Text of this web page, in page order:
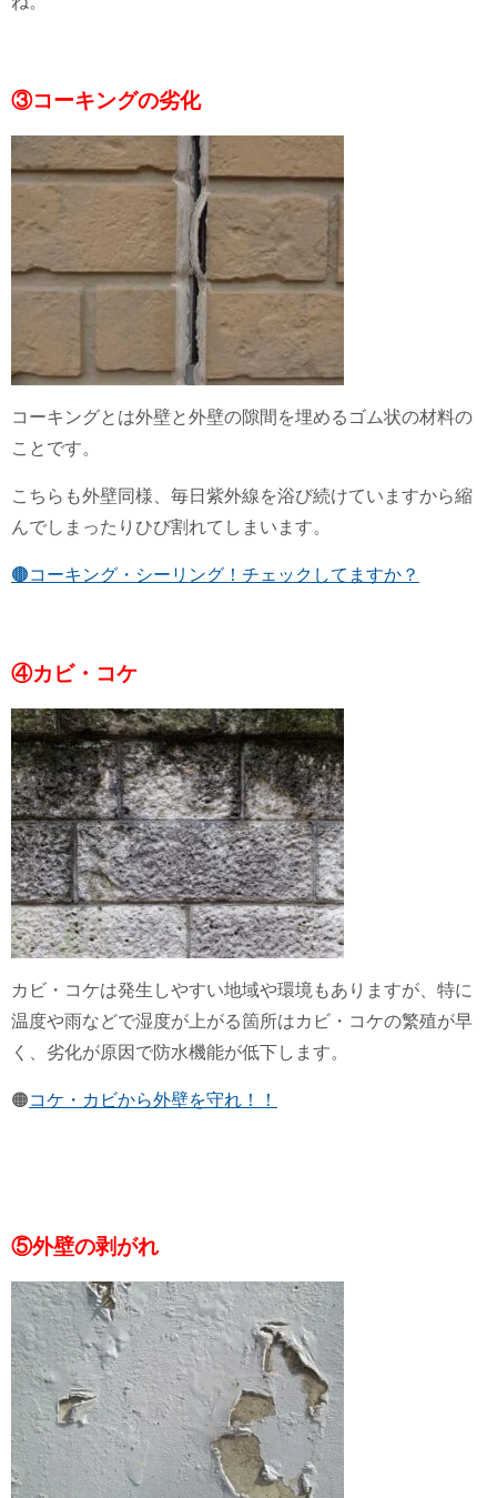
③コーキングの劣化
コーキングとは外壁と外壁の隙間を埋めるゴム状の材料の
ことです。
こちらも外壁同様、毎日紫外線を浴び続けていますから縮
んでしまったりひび割れてしまいます。
🟤コーキング・シーリング！チェックしてますか？
④カビ・コケ
カビ・コケは発生しやすい地域や環境もありますが、特に
温度や雨などで湿度が上がる箇所はカビ・コケの繁殖が早
く、劣化が原因で防水機能が低下します。
🟠コケ・カビから外壁を守れ！！
⑤外壁の剥がれ